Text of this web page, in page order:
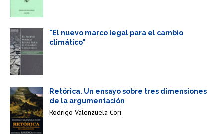
"El nuevo marco legal para el cambio
climático"
Retórica. Un ensayo sobre tres dimensiones
de la argumentación
Rodrigo Valenzuela Cori